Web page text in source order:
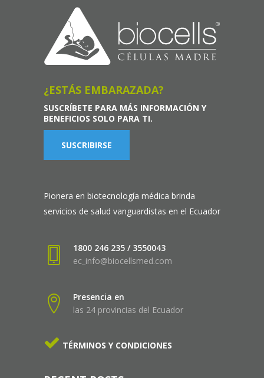
¿ESTÁS EMBARAZADA?
SUSCRÍBETE PARA MÁS INFORMACIÓN Y
BENEFICIOS SOLO PARA TI.
SUSCRIBIRSE
Pionera en biotecnología médica brinda
servicios de salud vanguardistas en el Ecuador
1800 246 235 / 3550043
ec_info@biocellsmed.com
Presencia en
las 24 provincias del Ecuador
TÉRMINOS Y CONDICIONES